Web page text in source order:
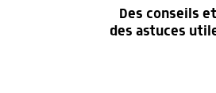
Des conseils et
des astuces